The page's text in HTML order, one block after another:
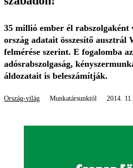
35 millió ember él rabszolgaként
ország adatait összesítő ausztrál
felmérése szerint. E fogalomba
adósrabszolgaság,
áldozatait is beleszámítják.
Ország-világ Munkatársunktól 2014.